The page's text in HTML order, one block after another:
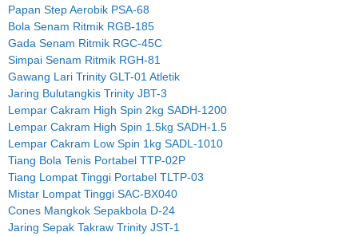
Papan Step Aerobik PSA-68
Bola Senam Ritmik RGB-185
Gada Senam Ritmik RGC-45C
Simpai Senam Ritmik RGH-81
Gawang Lari Trinity GLT-01 Atletik
Jaring Bulutangkis Trinity JBT-3
Lempar Cakram High Spin 2kg SADH-1200
Lempar Cakram High Spin 1.5kg SADH-1.5
Lempar Cakram Low Spin 1kg SADL-1010
Tiang Bola Tenis Portabel TTP-02P
Tiang Lompat Tinggi Portabel TLTP-03
Mistar Lompat Tinggi SAC-BX040
Cones Mangkok Sepakbola D-24
Jaring Sepak Takraw Trinity JST-1